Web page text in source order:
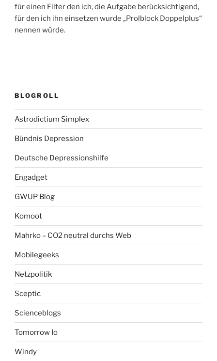
für einen Filter den ich, die Aufgabe berücksichtigend,
für den ich ihn einsetzen wurde „Prolblock Doppelplus“
nennen würde.
BLOGROLL
Astrodictium Simplex
Bündnis Depression
Deutsche Depressionshilfe
Engadget
GWUP Blog
Komoot
Mahrko – CO2 neutral durchs Web
Mobilegeeks
Netzpolitik
Sceptic
Scienceblogs
Tomorrow Io
Windy